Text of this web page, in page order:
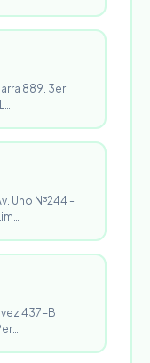
889. 3er
Uno N³244 -
437-B